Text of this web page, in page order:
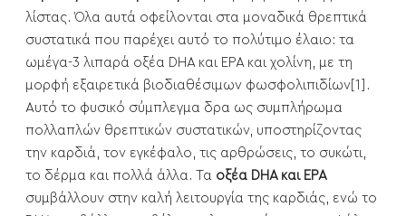
λίστας. Όλα αυτά οφείλονται στα μοναδικά θρεπτικά
συστατικά που παρέχει αυτό το πολύτιμο έλαιο: τα
ωμέγα-3 λιπαρά οξέα DHA και EPA και χολίνη, με τη
μορφή εξαιρετικά βιοδιαθέσιμων φωσφολιπιδίων[1].
Αυτό το φυσικό σύμπλεγμα δρα ως συμπλήρωμα
πολλαπλών θρεπτικών συστατικών, υποστηρίζοντας
την καρδιά, τον εγκέφαλο, τις αρθρώσεις, το συκώτι,
το δέρμα και πολλά άλλα. Τα οξέα DHA και EPA
συμβάλλουν στην καλή λειτουργία της καρδιάς, ενώ το